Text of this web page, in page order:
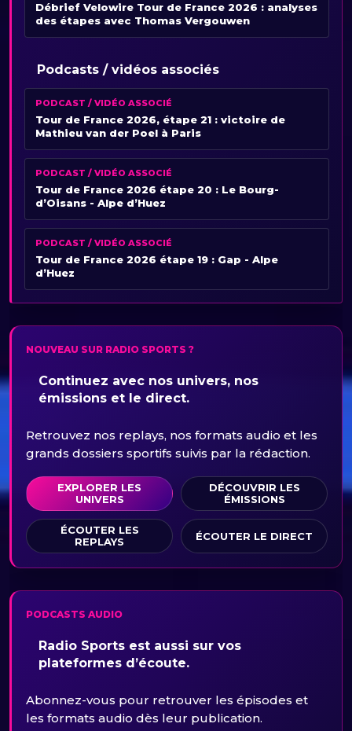
Débrief Velowire Tour de France 2026 : analyses
des étapes avec Thomas Vergouwen
Podcasts / vidéos associés
PODCAST / VIDÉO ASSOCIÉ
Tour de France 2026, étape 21 : victoire de
Mathieu van der Poel à Paris
PODCAST / VIDÉO ASSOCIÉ
Tour de France 2026 étape 20 : Le Bourg-
d’Oisans - Alpe d’Huez
PODCAST / VIDÉO ASSOCIÉ
Tour de France 2026 étape 19 : Gap - Alpe
d’Huez
NOUVEAU SUR RADIO SPORTS ?
Continuez avec nos univers, nos
émissions et le direct.
Retrouvez nos replays, nos formats audio et les
grands dossiers sportifs suivis par la rédaction.
EXPLORER LES
UNIVERS
DÉCOUVRIR LES
ÉMISSIONS
ÉCOUTER LES
REPLAYS
ÉCOUTER LE DIRECT
PODCASTS AUDIO
Radio Sports est aussi sur vos
plateformes d’écoute.
Abonnez-vous pour retrouver les épisodes et
les formats audio dès leur publication.